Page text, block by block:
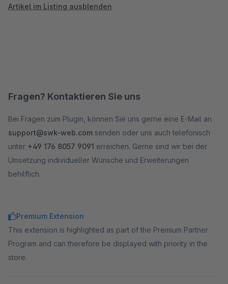
Artikel im Listing ausblenden
Fragen? Kontaktieren Sie uns
Bei Fragen zum Plugin, können Sie uns gerne eine E-Mail an
support@swk-web.com senden oder uns auch telefonisch
unter +49 176 8057 9091 erreichen. Gerne sind wir bei der
Umsetzung individueller Wünsche und Erweiterungen
behilflich.
Premium Extension
This extension is highlighted as part of the Premium Partner
Program and can therefore be displayed with priority in the
store.